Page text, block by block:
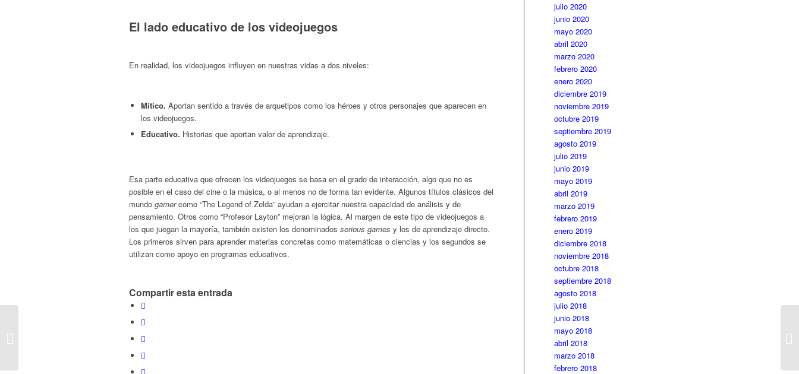
El lado educativo de los videojuegos
En realidad, los videojuegos influyen en nuestras vidas a dos niveles:
Mítico. Aportan sentido a través de arquetipos como los héroes y otros personajes que aparecen en
los videojuegos.
Educativo. Historias que aportan valor de aprendizaje.
Esa parte educativa que ofrecen los videojuegos se basa en el grado de interacción, algo que no es
posible en el caso del cine o la música, o al menos no de forma tan evidente. Algunos títulos clásicos del
mundo gamercomo “The Legend of Zelda” ayudan a ejercitar nuestra capacidad de análisis y de
pensamiento. Otros como “Profesor Layton” mejoran la lógica. Al margen de este tipo de videojuegos a
los que juegan la mayoría, también existen los denominados serious games y los de aprendizaje directo.
Los primeros sirven para aprender materias concretas como matemáticas o ciencias y los segundos se
utilizan como apoyo en programas educativos.
Compartir esta entrada
julio 2020
junio 2020
mayo 2020
abril 2020
marzo 2020
febrero 2020
enero 2020
diciembre 2019
noviembre 2019
octubre 2019
septiembre 2019
agosto 2019
julio 2019
junio 2019
mayo 2019
abril 2019
marzo 2019
febrero 2019
enero 2019
diciembre 2018
noviembre 2018
octubre 2018
septiembre 2018
agosto 2018
julio 2018
junio 2018
mayo 2018
abril 2018
marzo 2018
febrero 2018